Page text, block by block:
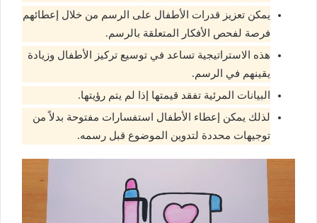
يمكن تعزيز قدرات الأطفال على الرسم من خلال إعطائهم
فرصة لفحص الأفكار المتعلقة بالرسم.
هذه الاستراتيجية تساعد في توسيع تركيز الأطفال وزيادة
يقينهم في الرسم.
البيانات المرئية تفقد قيمتها إذا لم يتم رؤيتها.
لذلك يمكن إعطاء الأطفال استفسارات مفتوحة بدلاً من
توجيهات محددة لتدوين الموضوع قبل رسمه.